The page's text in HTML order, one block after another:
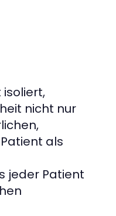
nicht nur
als
jeder Patient